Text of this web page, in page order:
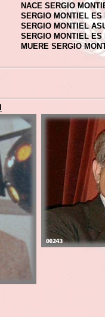
NACE SERGIO
SERGIO MONTIEL ES
SERGIO MONTIEL
SERGIO MONTIEL ES
MUERE SERGIO